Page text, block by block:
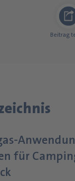
Beitrag
für